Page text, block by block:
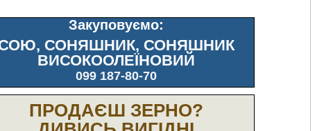
Закуповуємо:
СОНЯШНИК, СОНЯШНИК
ВИСОКООЛЕЇНОВИЙ
099 187-80-70
ПРОДАЄШ ЗЕРНО?